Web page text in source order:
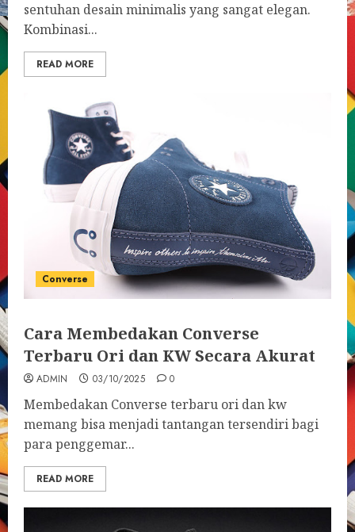
sentuhan desain minimalis yang sangat elegan.
Kombinasi...
READ MORE
Converse
Cara Membedakan Converse
Terbaru Ori dan KW Secara Akurat
ADMIN 03/10/2025 0
Membedakan Converse terbaru ori dan kw
memang bisa menjadi tantangan tersendiri bagi
para penggemar...
READ MORE